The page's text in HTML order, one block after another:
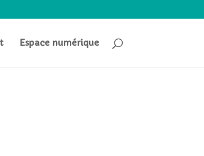
Espace numérique